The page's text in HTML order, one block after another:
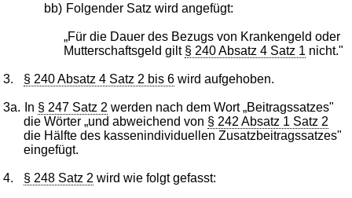
bb) Folgender Satz wird angefügt:
„Für die Dauer des Bezugs von Krankengeld oder
Mutterschaftsgeld gilt § 240 Absatz 4 Satz 1 nicht."
3. § 240 Absatz 4 Satz 2 bis 6 wird aufgehoben.
3a. In § 247 Satz 2 werden nach dem Wort „Beitragssatzes"
die Wörter „und abweichend von § 242 Absatz 1 Satz 2
die Hälfte des kassenindividuellen Zusatzbeitragssatzes"
eingefügt.
4. § 248 Satz 2 wird wie folgt gefasst: